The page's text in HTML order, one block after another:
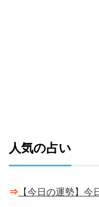
人気の占い
⇒ 【今日の運勢】